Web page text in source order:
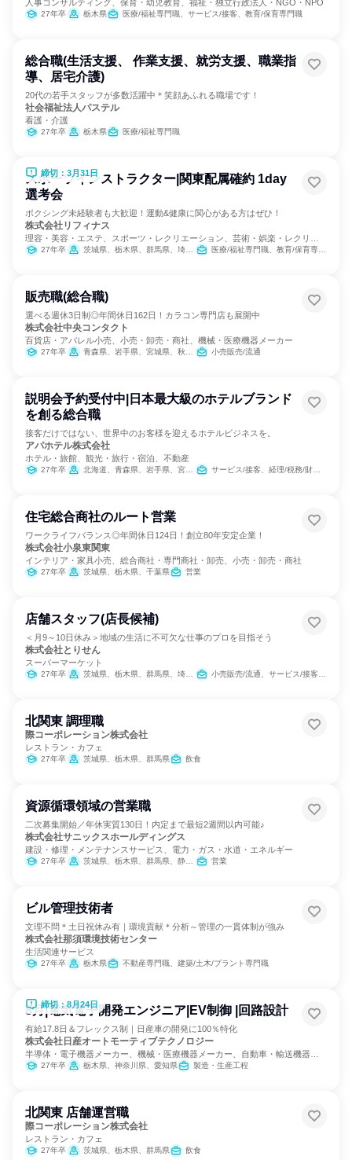
人事コンサルティング、保育・幼児教育、福祉・独立行政法人・NGO・NPO
27年卒 栃木県 医療/福祉専門職、サービス/接客、教育/保育専門職
総合職(生活支援、 作業支援、就労支援、職業指
導、居宅介護)
20代の若手スタッフが多数活躍中＊笑顔あふれる職場です！
社会福祉法人パステル
看護・介護
27年卒 栃木県 医療/福祉専門職
締切：3月31日
スポーツインストラクター|関東配属確約 1day
選考会
ボクシング未経験者も大歓迎！運動&健康に関心がある方はぜひ！
株式会社リフィナス
理容・美容・エステ、スポーツ・レクリエーション、芸術・娯楽・レクリエ
ーション
27年卒 茨城県、栃木県、群馬県、埼玉県、千葉県、東京都、神奈川県 医療/福祉専門職、教育/保育専門職
販売職(総合職)
選べる週休3日制◎年間休日162日！カラコン専門店も展開中
株式会社中央コンタクト
百貨店・アパレル小売、小売・卸売・商社、機械・医療機器メーカー
27年卒 青森県、岩手県、宮城県、秋田県、山形県、福島県、茨城県、栃木県、群馬県、埼玉県、千葉県、東京都、神奈川県、富山県、石川県、福井県、山梨県、長野県、岐阜県、静岡県、愛知県、三重県、滋賀県、京都府、大阪府、兵庫県、奈良県、広島県、山口県、徳島県、香川県、愛媛県、福岡県、佐賀県、長崎県、熊本県、大分県、宮崎県、鹿児島県、沖縄県 小売販売/流通
説明会予約受付中|日本最大級のホテルブランド
を創る総合職
接客だけではない、世界中のお客様を迎えるホテルビジネスを。
アパホテル株式会社
ホテル・旅館、観光・旅行・宿泊、不動産
27年卒 北海道、青森県、岩手県、宮城県、山形県、福島県、栃木県、群馬県、埼玉県、千葉県、東京都、神奈川県、新潟県、富山県、石川県、福井県、長野県、岐阜県、静岡県、愛知県、三重県、滋賀県、京都府、大阪府、兵庫県、奈良県、鳥取県、岡山県、広島県、香川県、愛媛県、福岡県、佐賀県、長崎県、熊本県、宮崎県、鹿児島県、沖縄県 サービス/接客、経理/税務/財務、人事、総務、広報/IR、経営/事業企画、営業、商品企画、マーケティング・広告・宣伝
住宅総合商社のルート営業
ワークライフバランス◎年間休日124日！創立80年安定企業！
株式会社小泉東関東
インテリア・家具小売、総合商社・専門商社・卸売、小売・卸売・商社
27年卒 茨城県、栃木県、千葉県 営業
店舗スタッフ(店長候補)
＜月9～10日休み＞地域の生活に不可欠な仕事のプロを目指そう
株式会社とりせん
スーパーマーケット
27年卒 茨城県、栃木県、群馬県、埼玉県 小売販売/流通、サービス/接客、経営/事業企画
北関東 調理職
際コーポレーション株式会社
レストラン・カフェ
27年卒 茨城県、栃木県、群馬県 飲食
資源循環領域の営業職
二次募集開始／年休実質130日！内定まで最短2週間以内可能♪
株式会社サニックスホールディングス
建設・修理・メンテナンスサービス、電力・ガス・水道・エネルギー
27年卒 茨城県、栃木県、群馬県、静岡県、愛知県、滋賀県、兵庫県 営業
ビル管理技術者
文理不問＊土日祝休み有｜環境貢献＊分析～管理の一貫体制が強み
株式会社那須環境技術センター
生活関連サービス
27年卒 栃木県 不動産専門職、建築/土木/プラント専門職
締切：8月24日
8月|電気電子開発エンジニア|EV制御 |回路設計
有給17.8日＆フレックス制｜日産車の開発に100％特化
株式会社日産オートモーティブテクノロジー
半導体・電子機器メーカー、機械・医療機器メーカー、自動車・輸送機器メ
ーカー27年卒 栃木県、神奈川県、愛知県 製造・生産工程
北関東 店舗運営職
際コーポレーション株式会社
レストラン・カフェ
27年卒 茨城県、栃木県、群馬県 飲食